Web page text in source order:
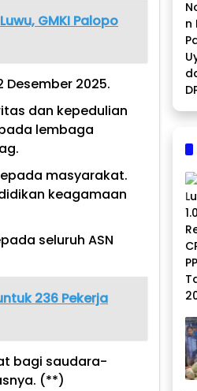
GMKI Palopo
2025.
dan kepedulian
lembaga
masyarakat.
keagamaan
seluruh ASN
236 Pekerja
bagi saudara-
(**)